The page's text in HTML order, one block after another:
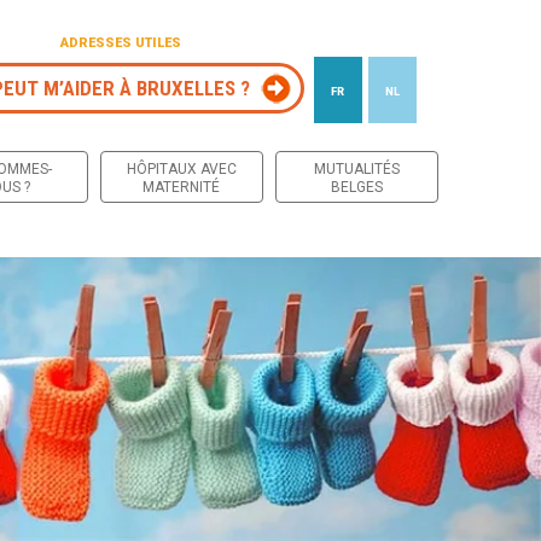
ADRESSES UTILES
M’AIDER À BRUXELLES ? FR NL
?
HÔPITAUX AVEC
MATERNITÉ
MUTUALITÉS
BELGES